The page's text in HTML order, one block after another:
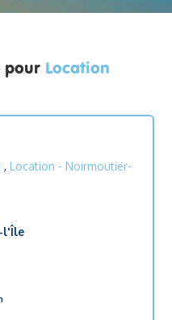
pour Location
,Location - Noirmoutier-
l'Île